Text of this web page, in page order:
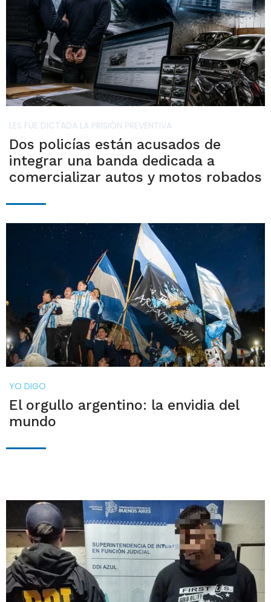
LES FUE DICTADA LA PRISIÓN PREVENTIVA
Dos policías están acusados de
integrar una banda dedicada a
comercializar autos y motos robados
YO DIGO
El orgullo argentino: la envidia del
mundo